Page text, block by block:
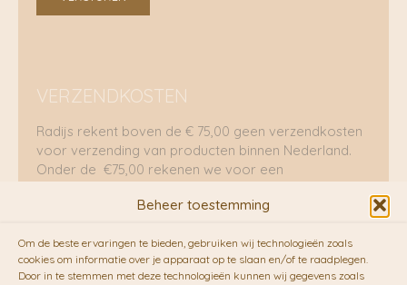
Beheer toestemming
Om de beste ervaringen te bieden, gebruiken wij technologieën zoals
cookies om informatie over je apparaat op te slaan en/of te raadplegen.
Door in te stemmen met deze technologieën kunnen wij gegevens zoals
VERZENDKOSTEN
Radijs rekent boven de € 75,00 geen verzendkosten
voor verzending van producten binnen Nederland.
Onder de €75,00 rekenen we voor een
RADIJS werkt samen met de duurzame bezorgdienst
vanFietskoeriers.nl. Pakketten (mits voorradig) voor